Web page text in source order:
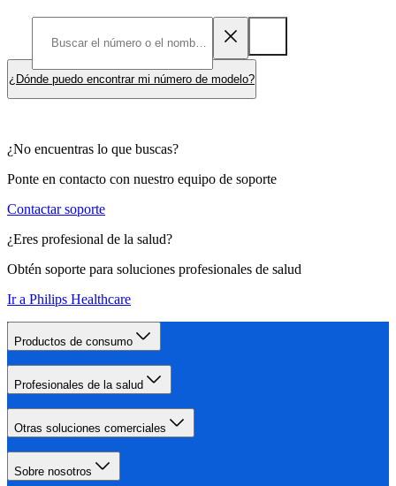
¿Dónde puedo encontrar mi número de modelo?
¿No encuentras lo que buscas?
Ponte en contacto con nuestro equipo de soporte
Contactar soporte
¿Eres profesional de la salud?
Obtén soporte para soluciones profesionales de salud
Ir a Philips Healthcare
Productos de consumo
Profesionales de la salud
Otras soluciones comerciales
Sobre nosotros